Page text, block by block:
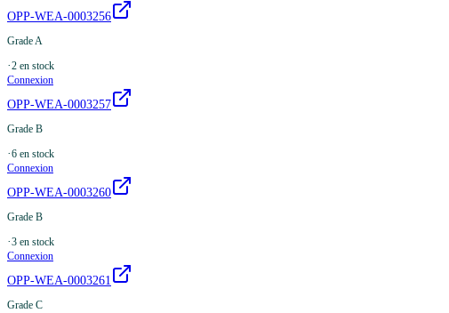
OPP-WEA-0003256
Grade A
·2 en stock
Connexion
OPP-WEA-0003257
Grade B
·6 en stock
Connexion
OPP-WEA-0003260
Grade B
·3 en stock
Connexion
OPP-WEA-0003261
Grade C